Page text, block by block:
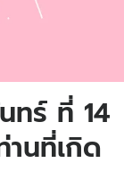
ทร์ ที่ 14
นที่เกิด